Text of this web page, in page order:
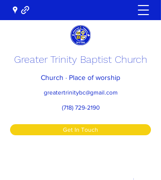
Greater Trinity Baptist Church
Church · Place of worship
greatertrinitybc@gmail.com
(718) 729-2190
Get In Touch